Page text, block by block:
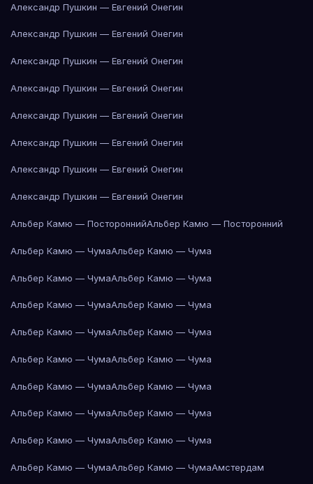
Александр Пушкин — Евгений Онегин
Александр Пушкин — Евгений Онегин
Александр Пушкин — Евгений Онегин
Александр Пушкин — Евгений Онегин
Александр Пушкин — Евгений Онегин
Александр Пушкин — Евгений Онегин
Александр Пушкин — Евгений Онегин
Александр Пушкин — Евгений Онегин
Альбер Камю — ПостороннийАльбер Камю — Посторонний
Альбер Камю — ЧумаАльбер Камю — Чума
Альбер Камю — ЧумаАльбер Камю — Чума
Альбер Камю — ЧумаАльбер Камю — Чума
Альбер Камю — ЧумаАльбер Камю — Чума
Альбер Камю — ЧумаАльбер Камю — Чума
Альбер Камю — ЧумаАльбер Камю — Чума
Альбер Камю — ЧумаАльбер Камю — Чума
Альбер Камю — ЧумаАльбер Камю — Чума
Альбер Камю — ЧумаАльбер Камю — ЧумаАмстердам